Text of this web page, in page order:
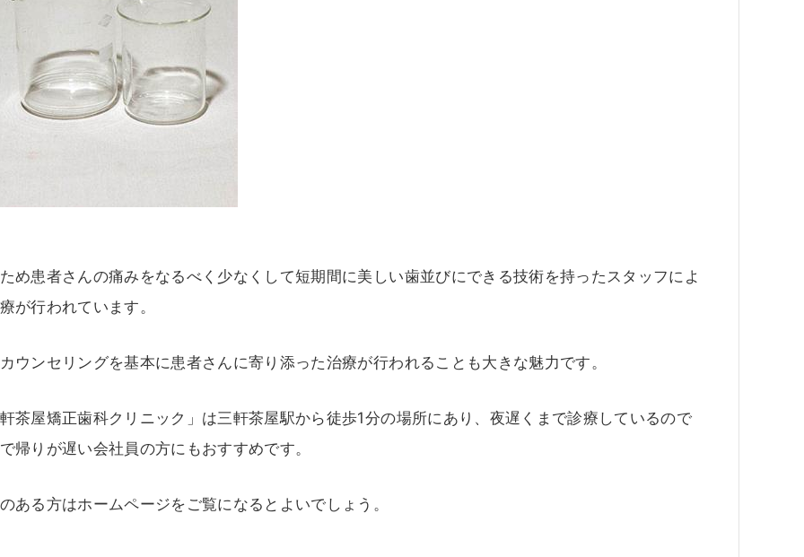
め患者さんの痛みをなるべく少なくして短期間に美しい歯並びにできる技術を持ったスタッフによ
が行われています。
ウンセリングを基本に患者さんに寄り添った治療が行われることも大きな魅力です。
茶屋矯正歯科クリニック」は三軒茶屋駅から徒歩1分の場所にあり、夜遅くまで診療しているので
帰りが遅い会社員の方にもおすすめです。
ある方はホームページをご覧になるとよいでしょう。